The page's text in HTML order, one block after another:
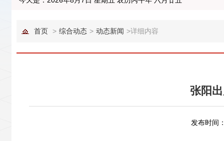
首页 > 综合动态 > 动态新闻 >详细内容
张阳
发布时间